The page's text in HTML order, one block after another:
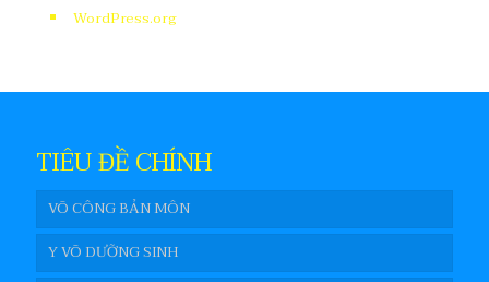
WordPress.org
TIÊU ĐỀ CHÍNH
VÕ CÔNG BẢN MÔN
Y VÕ DƯỠNG SINH